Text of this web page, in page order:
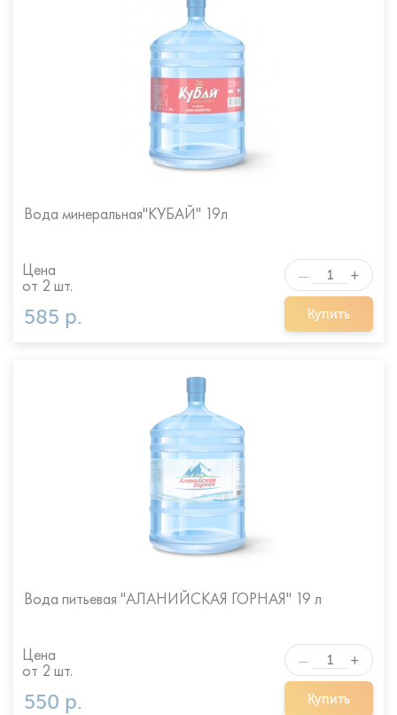
Вода минеральная"КУБАЙ" 19л
585 р. Купить
— +
Цена
от 2 шт.
Вода питьевая "АЛАНИЙСКАЯ ГОРНАЯ" 19 л
550 р. Купить
— +
Цена
от 2 шт.